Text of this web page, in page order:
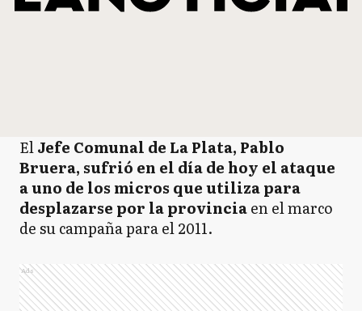
ElJefe Comunal de La Plata, Pablo
Bruera, sufrió en el día de hoy el ataque
a uno de los micros que utiliza para
desplazarse por la provinciaen el marco
de su campaña para el 2011.
Ads